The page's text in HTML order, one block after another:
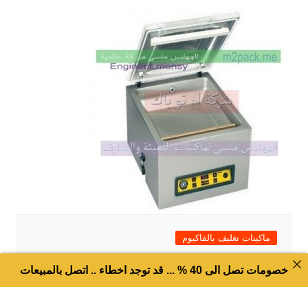
ماكينات تغليف بالفاكيوم
ماكينة فاكيوم غرفة واحدة لشفط الهواء من
اكياس الفانليا شركة المهندس منسي
خصومات تصل الى 40 % ... قد توجد اخطاء .. اتصل بالمبيعات